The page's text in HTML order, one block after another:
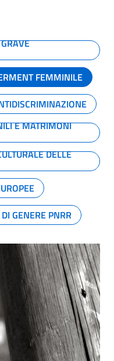
FEMMINILE
E MATRIMONI
DELLE
GENERE PNRR